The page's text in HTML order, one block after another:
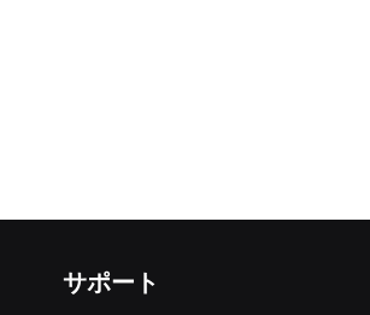
サポート